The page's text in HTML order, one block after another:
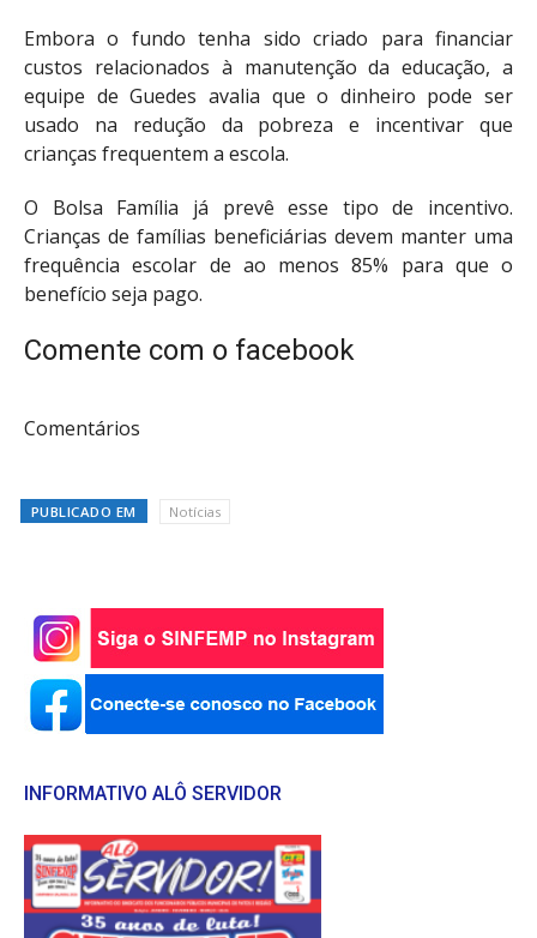
Embora o fundo tenha sido criado para financiar
custos relacionados à manutenção da educação, a
equipe de Guedes avalia que o dinheiro pode ser
usado na redução da pobreza e incentivar que
crianças frequentem a escola.
O Bolsa Família já prevê esse tipo de incentivo.
Crianças de famílias beneficiárias devem manter uma
frequência escolar de ao menos 85% para que o
benefício seja pago.
Comente com o facebook
Comentários
PUBLICADO EM Notícias
INFORMATIVO ALÔ SERVIDOR